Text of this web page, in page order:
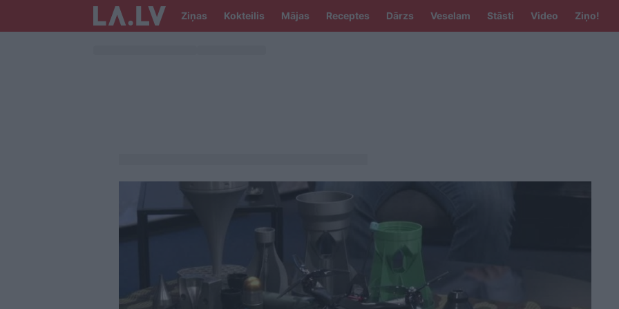
Ziņas Kokteilis Mājas Receptes Dārzs Veselam Stāsti Video Ziņo!